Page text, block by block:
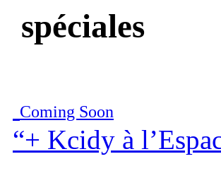
spéciales
Coming Soon
“+ Kcidy à